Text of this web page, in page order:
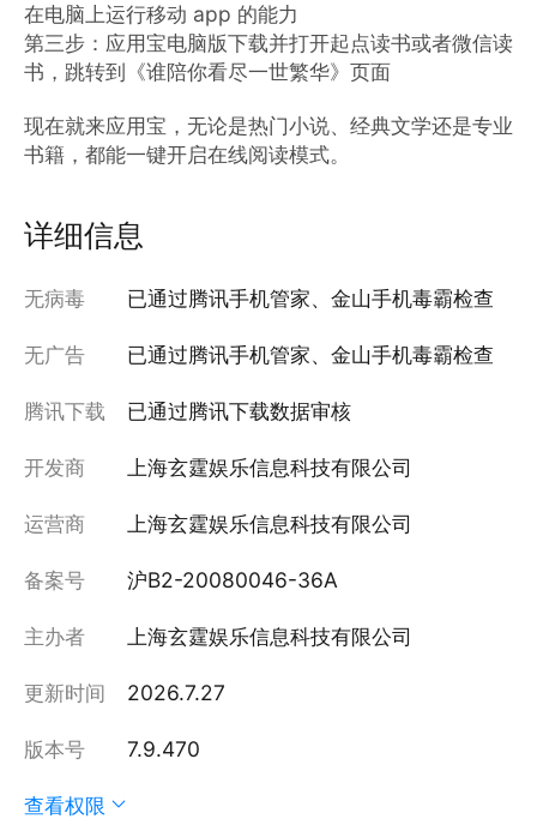
在电脑上运行移动 app 的能力
第三步：应用宝电脑版下载并打开起点读书或者微信读
书，跳转到《谁陪你看尽一世繁华》页面
现在就来应用宝，无论是热门小说、经典文学还是专业
书籍，都能一键开启在线阅读模式。
详细信息
无病毒 已通过腾讯手机管家、金山手机毒霸检查
无广告 已通过腾讯手机管家、金山手机毒霸检查
腾讯下载 已通过腾讯下载数据审核
开发商 上海玄霆娱乐信息科技有限公司
运营商 上海玄霆娱乐信息科技有限公司
备案号 沪B2-20080046-36A
主办者 上海玄霆娱乐信息科技有限公司
更新时间 2026.7.27
版本号 7.9.470
查看权限